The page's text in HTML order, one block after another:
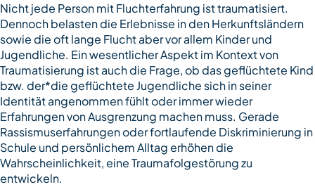
Nicht jede Person mit Fluchterfahrung ist traumatisiert.
Dennoch belasten die Erlebnisse in den Herkunftsländern
sowie die oft lange Flucht aber vor allem Kinder und
Jugendliche. Ein wesentlicher Aspekt im Kontext von
Traumatisierung ist auch die Frage, ob das geflüchtete Kind
bzw. der*die geflüchtete Jugendliche sich in seiner
Identität angenommen fühlt oder immer wieder
Erfahrungen von Ausgrenzung machen muss. Gerade
Rassismuserfahrungen oder fortlaufende Diskriminierung in
Schule und persönlichem Alltag erhöhen die
Wahrscheinlichkeit, eine Traumafolgestörung zu
entwickeln.